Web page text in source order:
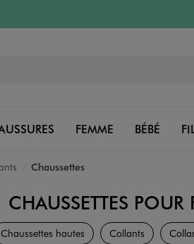
FEMME BÉBÉ
Chaussettes
CHAUSSETTES POUR
Sous-
Chaussettes hautes Collants